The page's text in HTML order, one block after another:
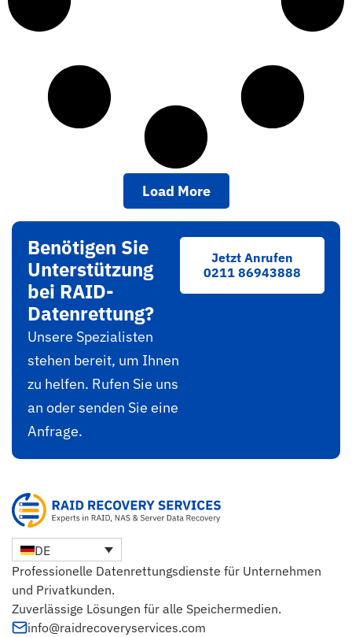
Load More
Benötigen Sie
Unterstützung
bei RAID-
Datenrettung?
Unsere Spezialisten
stehen bereit, um Ihnen
zu helfen. Rufen Sie uns
an oder senden Sie eine
Anfrage.
Jetzt Anrufen
0211 86943888
DE
Professionelle Datenrettungsdienste für Unternehmen
und Privatkunden.
Zuverlässige Lösungen für alle Speichermedien.
info@raidrecoveryservices.com